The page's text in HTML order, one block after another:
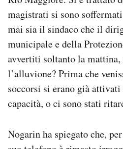
magistrati si sono
mai sia il sindaco che il
municipale e della
avvertiti soltanto la mattina,
l’alluvione? Prima che
soccorsi si erano già
capacità, o ci sono stati
Nogarin ha spiegato che,